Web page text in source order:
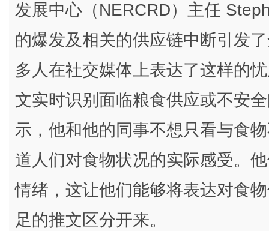
发展中心（NERCRD）主任
的爆发及相关的供应链中断引发
多人在社交媒体上表达了这样的
文实时识别面临粮食供应或不安
示，他和他的同事不想只看与食
道人们对食物状况的实际感受。
情绪，这让他们能够将表达对食
足的推文区分开来。